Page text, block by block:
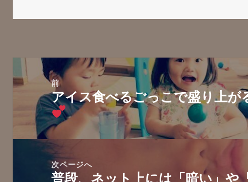
日:
者
ゴ
投
稿
ー
前
前
の
投
稿:
アイス食べるごっこで盛り上が
次ページへ
次
普段、ネット上には「暗い」や